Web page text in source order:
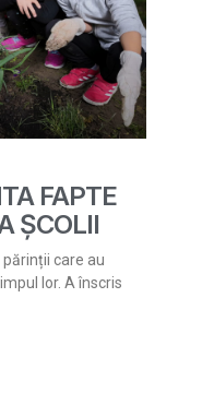
FAPTE
ȘCOLII
care au
lor. A înscris